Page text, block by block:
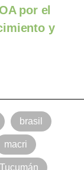
por el
y
brasil
macri
Tucumán